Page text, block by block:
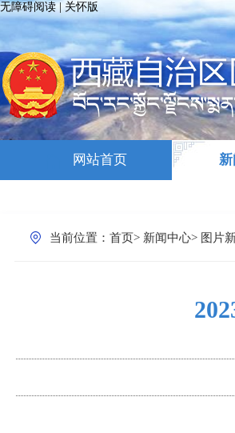
无障碍阅读 关怀版
网站首页
当前位置： 首页> 新闻中心> 图片